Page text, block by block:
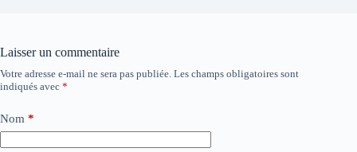
Laisser un commentaire
Votre adresse e-mail ne sera pas publiée. Les champs obligatoires sont
indiqués avec *
Nom *